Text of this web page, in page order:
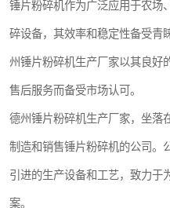
锤片粉碎机作为广泛应用于农场
碎设备，其效率和稳定性备受青
州锤片粉碎机生产厂家以其良好
售后服务而备受市场认可。
德州锤片粉碎机生产厂家，坐落
制造和销售锤片粉碎机的公司。
引进的生产设备和工艺，致力于
案。
锯末滚筒筛